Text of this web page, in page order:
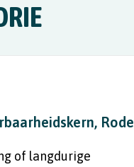
Rode
of langdurige